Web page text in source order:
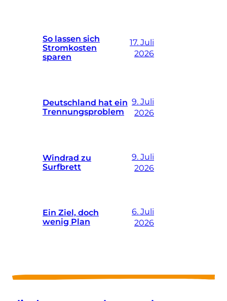
So lassen sich
Stromkosten
sparen
17. Juli
2026
Deutschland hat ein
Trennungsproblem
9. Juli
2026
Windrad zu
Surfbrett
9. Juli
2026
Ein Ziel, doch
wenig Plan
6. Juli
2026